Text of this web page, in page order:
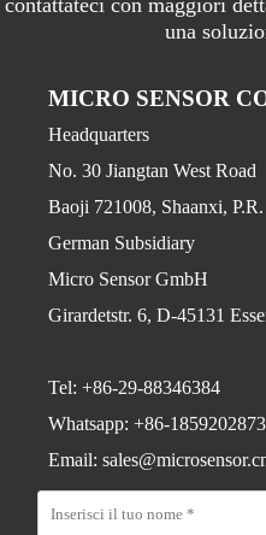
contattateci con maggiori
una
MICRO SENSOR
Headquarters
No. 30 Jiangtan West Road
Baoji 721008, Shaanxi,
German Subsidiary
Micro Sensor GmbH
Girardetstr. 6, D-45131
Tel: +86-29-88346384
Whatsapp: +86-
Email: